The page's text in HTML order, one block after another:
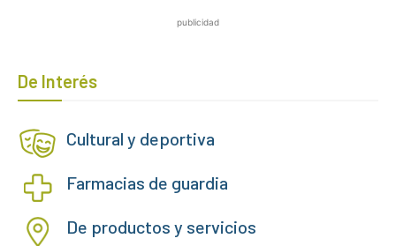
publicidad
De Interés
Cultural y deportiva
Farmacias de guardia
De productos y servicios